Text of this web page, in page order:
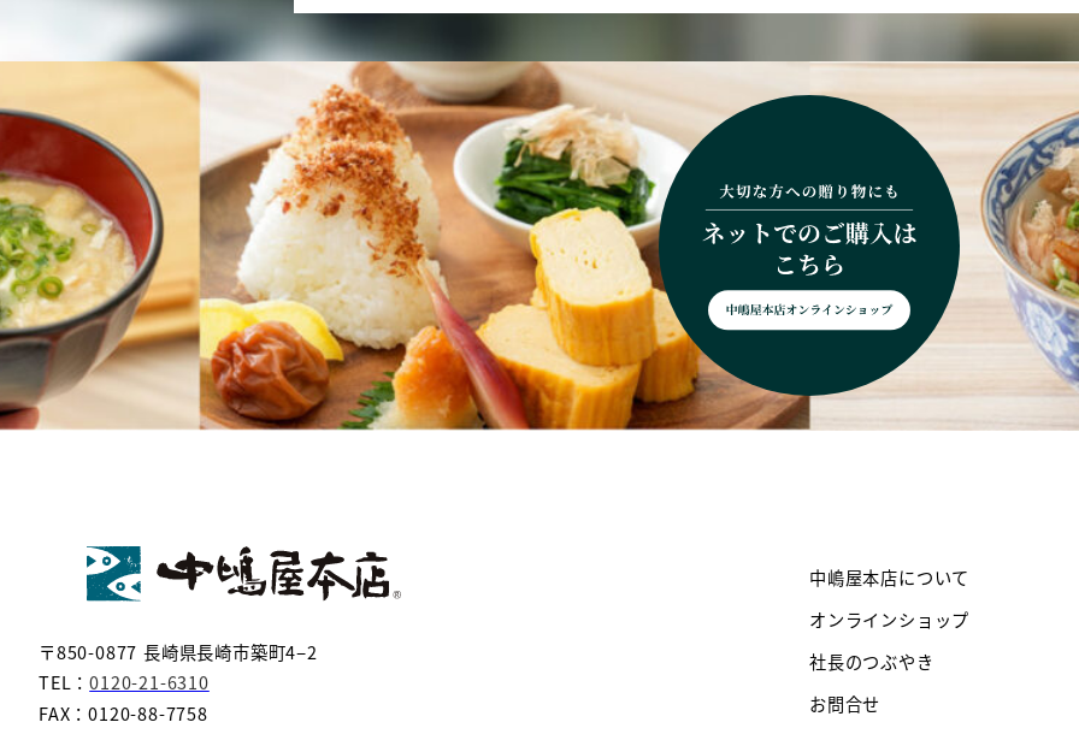
〒850-0877 長崎県長崎市築町4−2
TEL：0120-21-6310
FAX：0120-88-7758
中嶋屋本店について
オンラインショップ
社長のつぶやき
お問合せ